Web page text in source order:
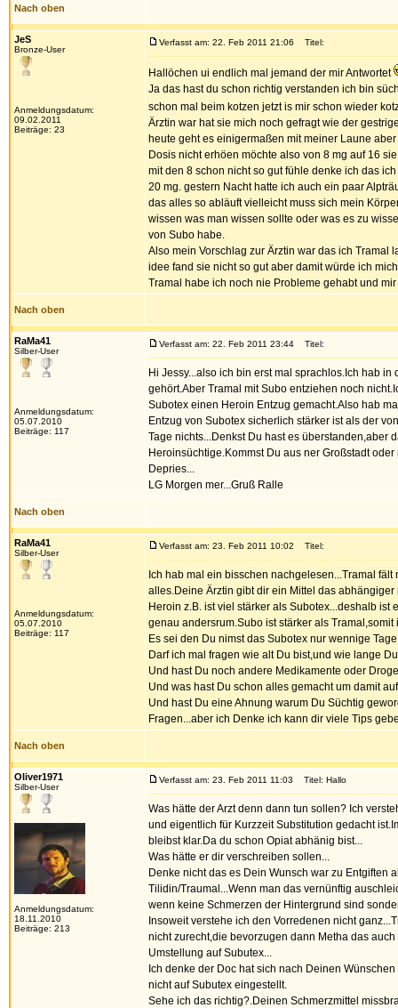
Nach oben
JeS
Bronze-User
Anmeldungsdatum:
09.02.2011
Beiträge: 23
Verfasst am: 22. Feb 2011 21:06 Titel:
Hallöchen ui endlich mal jemand der mir Antwortet
Ja das hast du schon richtig verstanden ich bin
schon mal beim kotzen jetzt is mir schon wieder
Ärztin war hat sie mich noch gefragt wie der
heute geht es einigermaßen mit meiner Laune
Dosis nicht erhöen möchte also von 8 mg auf 16
mit den 8 schon nicht so gut fühle denke ich das
20 mg. gestern Nacht hatte ich auch ein paar
das alles so abläuft vielleicht muss sich mein
wissen was man wissen sollte oder was es zu
von Subo habe.
Also mein Vorschlag zur Ärztin war das ich
idee fand sie nicht so gut aber damit würde ich
Tramal habe ich noch nie Probleme gehabt und
Nach oben
RaMa41
Silber-User
Anmeldungsdatum:
05.07.2010
Beiträge: 117
Verfasst am: 22. Feb 2011 23:44 Titel:
Hi Jessy...also ich bin erst mal sprachlos.Ich hab
gehört.Aber Tramal mit Subo entziehen noch
Subotex einen Heroin Entzug gemacht.Also hab
Entzug von Subotex sicherlich stärker ist als der
Tage nichts...Denkst Du hast es überstanden,aber
Heroinsüchtige.Kommst Du aus ner Großstadt
Depries...
LG Morgen mer...Gruß Ralle
Nach oben
RaMa41
Silber-User
Anmeldungsdatum:
05.07.2010
Beiträge: 117
Verfasst am: 23. Feb 2011 10:02 Titel:
Ich hab mal ein bisschen nachgelesen...Tramal
alles.Deine Ärztin gibt dir ein Mittel das
Heroin z.B. ist viel stärker als Subotex...deshalb
genau andersrum.Subo ist stärker als
Es sei den Du nimst das Subotex nur wennige
Darf ich mal fragen wie alt Du bist,und wie lange
Und hast Du noch andere Medikamente oder
Und was hast Du schon alles gemacht um damit
Und hast Du eine Ahnung warum Du Süchtig
Fragen...aber ich Denke ich kann dir viele Tips
Nach oben
Oliver1971
Silber-User
Anmeldungsdatum:
18.11.2010
Beiträge: 213
Verfasst am: 23. Feb 2011 11:03 Titel: Hallo
Was hätte der Arzt denn dann tun sollen? Ich
und eigentlich für Kurzzeit Substitution gedacht
bleibst klar.Da du schon Opiat abhänig bist...
Was hätte er dir verschreiben sollen...
Denke nicht das es Dein Wunsch war zu Entgiften
Tilidin/Traumal...Wenn man das vernünftig
wenn keine Schmerzen der Hintergrund sind
Insoweit verstehe ich den Vorredenen nicht
nicht zurecht,die bevorzugen dann Metha das
Umstellung auf Subutex...
Ich denke der Doc hat sich nach Deinen
nicht auf Subutex eingestellt.
Sehe ich das richtig?.Deinen Schmerzmittel